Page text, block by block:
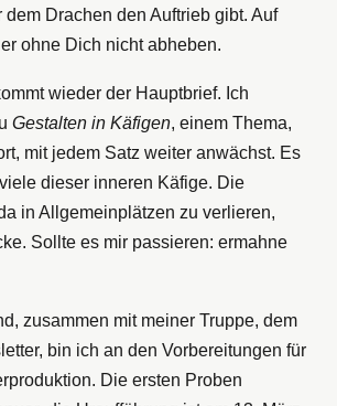
Drachen den Auftrieb gibt. Auf
ohne Dich nicht abheben.
wieder der Hauptbrief. Ich
Gestalten in Käfigen, einem Thema,
mit jedem Satz weiter anwächst. Es
dieser inneren Käfige. Die
in Allgemeinplätzen zu verlieren,
Sollte es mir passieren: ermahne
zusammen mit meiner Truppe, dem
bin ich an den Vorbereitungen für
Die ersten Proben